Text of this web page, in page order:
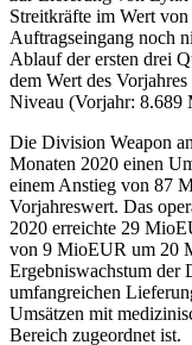
Streitkräfte im Wert
Auftragseingang noch
Ablauf der ersten drei
dem Wert des
Niveau (Vorjahr: 8.689
Die Division Weapon
Monaten 2020 einen
einem Anstieg von 87
Vorjahreswert. Das
2020 erreichte 29
von 9 MioEUR um 20
Ergebniswachstum der
umfangreichen
Umsätzen mit
Bereich zugeordnet ist.